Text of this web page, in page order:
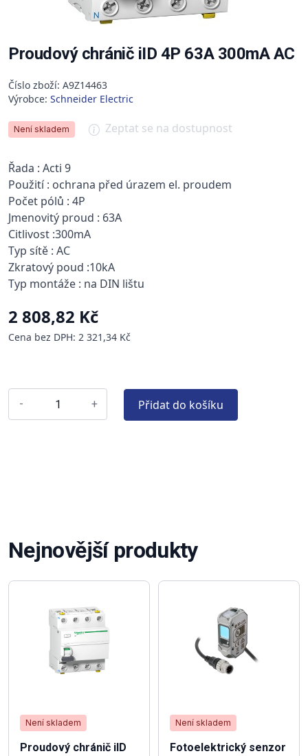
Proudový chránič iID 4P 63A 300mA AC
Číslo zboží: A9Z14463
Výrobce: Schneider Electric
Není skladem Zeptat se na dostupnost
Řada : Acti 9
Použití : ochrana před úrazem el. proudem
Počet pólů : 4P
Jmenovitý proud : 63A
Citlivost :300mA
Typ sítě : AC
Zkratový poud :10kA
Typ montáže : na DIN lištu
2 808,82 Kč
Cena bez DPH: 2 321,34 Kč
- + Přidat do košíku
Nejnovější produkty
Není skladem
Proudový chránič iID
Není skladem
Fotoelektrický senzor